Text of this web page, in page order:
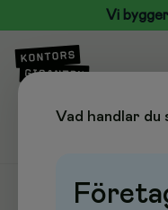
Vi
Vad handlar du